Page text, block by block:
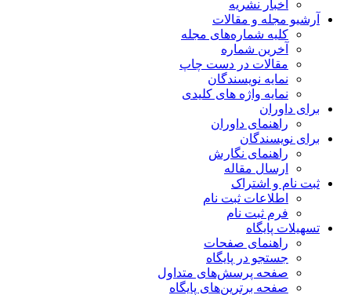
اخبار نشریه
آرشیو مجله و مقالات
کلیه شماره‌های مجله
آخرین شماره
مقالات در دست چاپ
نمایه نویسندگان
نمایه واژه های کلیدی
برای داوران
راهنمای داوران
برای نویسندگان
راهنمای نگارش
ارسال مقاله
ثبت نام و اشتراک
اطلاعات ثبت نام
فرم ثبت نام
تسهیلات پایگاه
راهنمای صفحات
جستجو در پایگاه
صفحه پرسش‌های متداول
صفحه برترین‌های پایگاه